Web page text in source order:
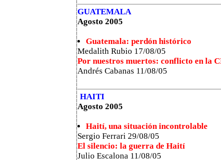
GUATEMALA
Agosto 2005
Guatemala: perdón histórico
Medalith Rubio 17/08/05
Por nuestros muertos: conflicto en la
Andrés Cabanas 11/08/05
HAITI
Agosto 2005
Haití, una situación incontrolable
Sergio Ferrari 29/08/05
El silencio: la guerra de Haití
Julio Escalona 11/08/05